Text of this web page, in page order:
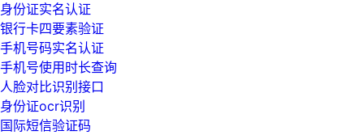
身份证实名认证
银行卡四要素验证
手机号码实名认证
手机号使用时长查询
人脸对比识别接口
身份证ocr识别
国际短信验证码